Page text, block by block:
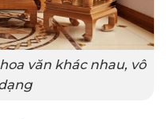
văn khác nhau, vô